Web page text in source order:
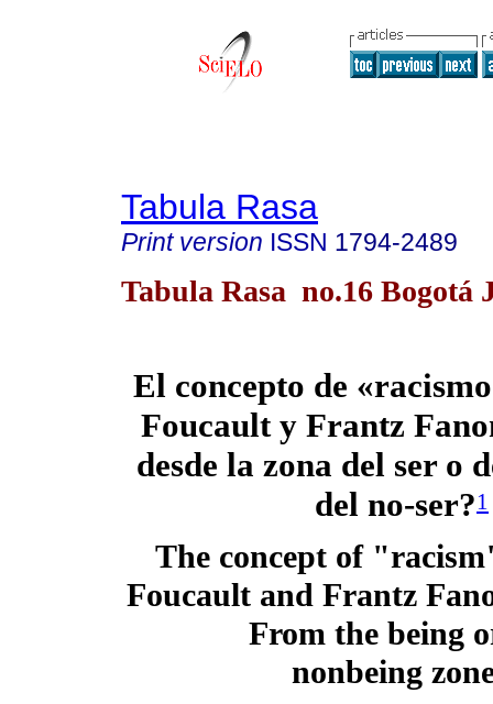
Tabula Rasa
Print version ISSN 1794-2489
Tabula Rasa no.16 Bogotá
El concepto de
Foucault y Frantz
desde la zona del ser o
del no-ser?1
The concept of
Foucault and Frantz
From the being
nonbeing